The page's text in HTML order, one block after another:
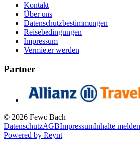
Kontakt
Über uns
Datenschutzbestimmungen
Reisebedingungen
Impressum
Vermieter werden
Partner
© 2026 Fewo Bach
DatenschutzAGBImpressumInhalte melden
Powered by Reynt